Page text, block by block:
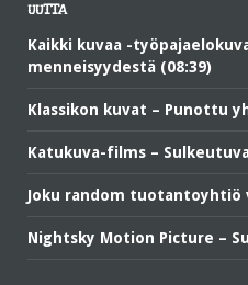
UUTTA
Kaikki kuvaa -
menneisyydestä (08:39)
Klassikon kuvat – Punottu
Katukuva-films –
Joku random tuotantoyhtiö
Nightsky Motion Picture –